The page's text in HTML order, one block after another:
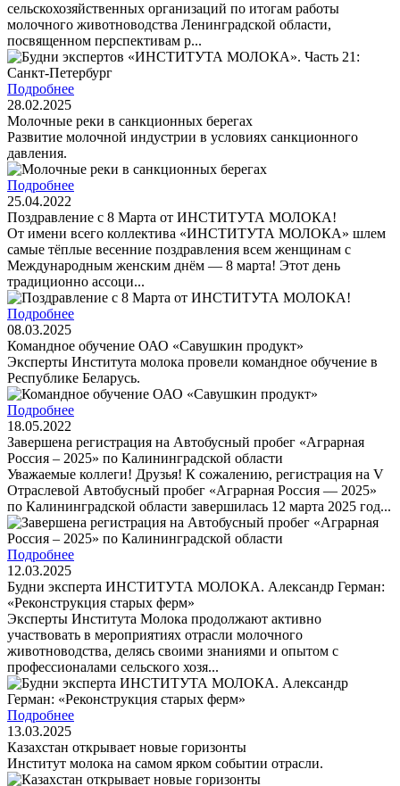
сельскохозяйственных организаций по итогам работы
молочного животноводства Ленинградской области,
посвященном перспективам р...
Подробнее
28.02.2025
Молочные реки в санкционных берегах
Развитие молочной индустрии в условиях санкционного
давления.
Подробнее
25.04.2022
Поздравление с 8 Марта от ИНСТИТУТА МОЛОКА!
От имени всего коллектива «ИНСТИТУТА МОЛОКА» шлем
самые тёплые весенние поздравления всем женщинам с
Международным женским днём — 8 марта! Этот день
традиционно ассоци...
Подробнее
08.03.2025
Командное обучение ОАО «Савушкин продукт»
Эксперты Института молока провели командное обучение в
Республике Беларусь.
Подробнее
18.05.2022
Завершена регистрация на Автобусный пробег «Аграрная
Россия – 2025» по Калининградской области
Уважаемые коллеги! Друзья! К сожалению, регистрация на V
Отраслевой Автобусный пробег «Аграрная Россия — 2025»
по Калининградской области завершилась 12 марта 2025 год...
Подробнее
12.03.2025
Будни эксперта ИНСТИТУТА МОЛОКА. Александр Герман:
«Реконструкция старых ферм»
Эксперты Института Молока продолжают активно
участвовать в мероприятиях отрасли молочного
животноводства, делясь своими знаниями и опытом с
профессионалами сельского хозя...
Подробнее
13.03.2025
Казахстан открывает новые горизонты
Институт молока на самом ярком событии отрасли.